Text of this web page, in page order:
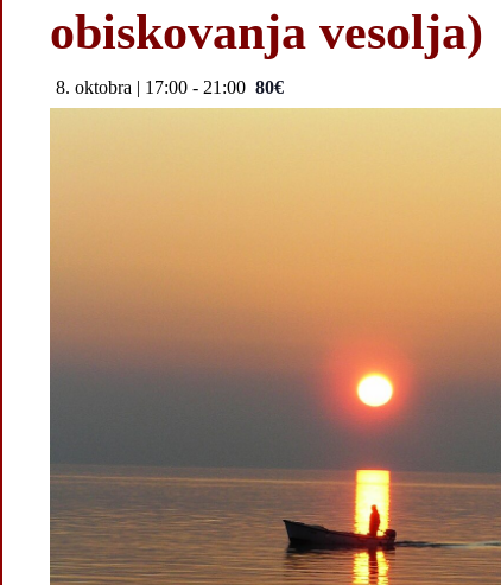
obiskovanja vesolja)
8. oktobra | 17:00 - 21:00 80€